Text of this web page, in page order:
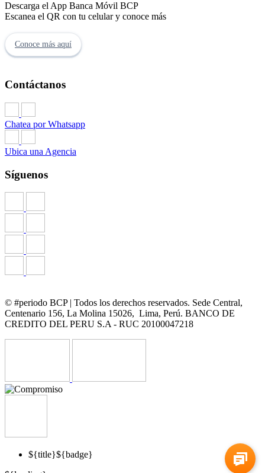
Descarga el App Banca Móvil BCP
Escanea el QR con tu celular y conoce más
Conoce más aquí
Contáctanos
Chatea por Whatsapp
Ubica una Agencia
Síguenos
© #periodo BCP | Todos los derechos reservados. Sede Central,
Centenario 156, La Molina 15026, Lima, Perú. BANCO DE
CREDITO DEL PERU S.A - RUC 20100047218
${title}${badge}